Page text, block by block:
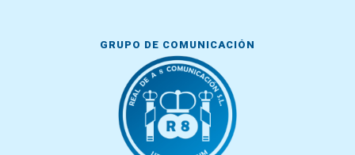
GRUPO DE COMUNICACIÓN